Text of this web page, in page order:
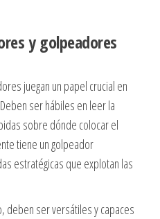
y golpeadores
juegan un papel crucial en
ser hábiles en leer la
sobre dónde colocar el
tiene un golpeador
estratégicas que explotan las
deben ser versátiles y capaces